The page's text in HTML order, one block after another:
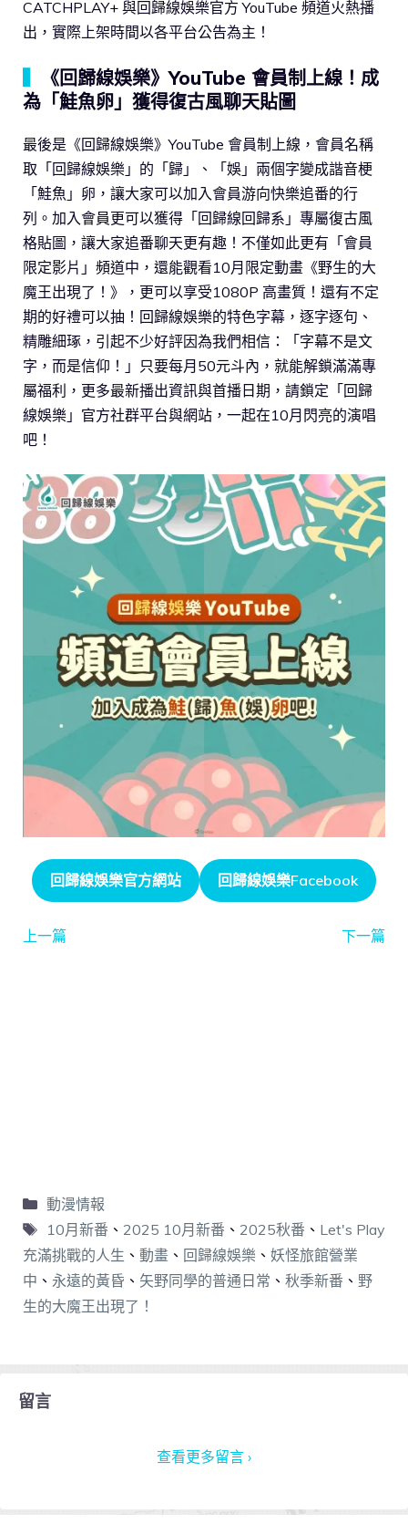
CATCHPLAY+ 與回歸線娛樂官方 YouTube 頻道火熱播
出，實際上架時間以各平台公告為主！
《回歸線娛樂》YouTube 會員制上線！成
為「鮭魚卵」獲得復古風聊天貼圖
最後是《回歸線娛樂》YouTube 會員制上線，會員名稱
取「回歸線娛樂」的「歸」、「娛」兩個字變成諧音梗
「鮭魚」卵，讓大家可以加入會員游向快樂追番的行
列。加入會員更可以獲得「回歸線回歸系」專屬復古風
格貼圖，讓大家追番聊天更有趣！不僅如此更有「會員
限定影片」頻道中，還能觀看10月限定動畫《野生的大
魔王出現了！》，更可以享受1080P 高畫質！還有不定
期的好禮可以抽！回歸線娛樂的特色字幕，逐字逐句、
精雕細琢，引起不少好評因為我們相信：「字幕不是文
字，而是信仰！」只要每月50元斗內，就能解鎖滿滿專
屬福利，更多最新播出資訊與首播日期，請鎖定「回歸
線娛樂」官方社群平台與網站，一起在10月閃亮的演唱
吧！
回歸線娛樂官方網站 回歸線娛樂Facebook
上一篇 下一篇
動漫情報
10月新番 、 2025 10月新番 、 2025秋番 、 Let's Play
充滿挑戰的人生 、 動畫 、 回歸線娛樂 、 妖怪旅館營業
中 、 永遠的黃昏 、 矢野同學的普通日常 、 秋季新番 、 野
生的大魔王出現了！
留言
查看更多留言 ›